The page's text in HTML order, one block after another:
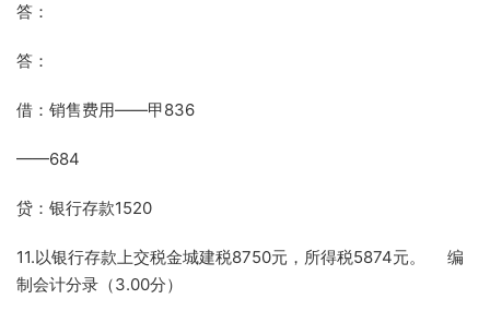
答：
答：
借：销售费用——甲836
——684
贷：银行存款1520
11.以银行存款上交税金城建税8750元，所得税5874元。 编
制会计分录（3.00分）